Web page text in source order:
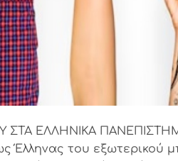
ΕΛΛΗΝΙΚΑ
ως Έλληνας του